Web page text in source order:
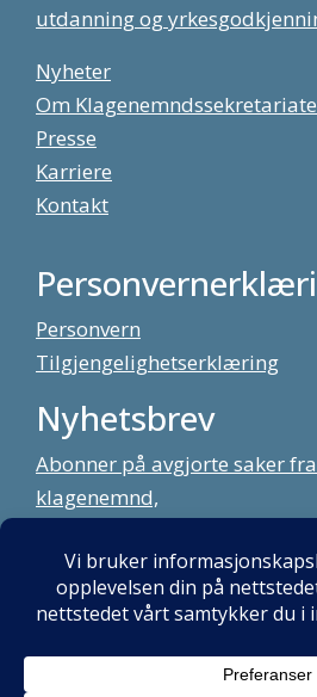
utdanning og
Nyheter
Om
Presse
Karriere
Kontakt
Personvern
Tilgjengelighetserklæring
Nyhetsbrev
Abonner på avgjorte saker
klagenemnd,